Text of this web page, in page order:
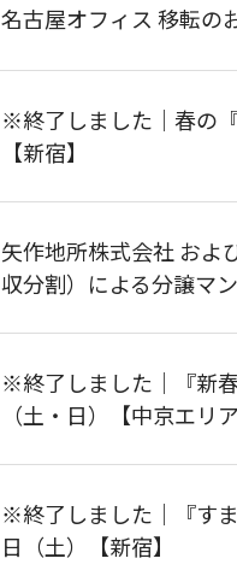
名古屋オフィス 移転の
※終了しました｜春の
【新宿】
矢作地所株式会社 およ
収分割）による分譲マ
※終了しました｜『新
（土・日）【中京エリア
※終了しました｜『す
日（土）【新宿】